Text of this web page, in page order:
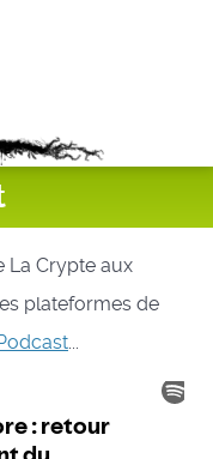
La Crypte aux
plateformes de
...